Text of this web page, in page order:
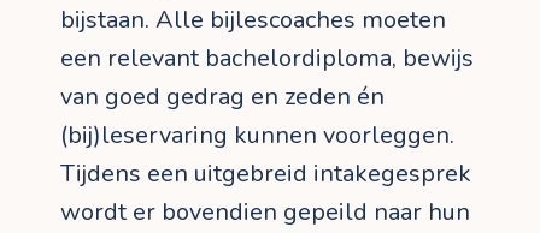
bijstaan. Alle bijlescoaches moeten
een relevant bachelordiploma, bewijs
van goed gedrag en zeden én
(bij)leservaring kunnen voorleggen.
Tijdens een uitgebreid intakegesprek
wordt er bovendien gepeild naar hun